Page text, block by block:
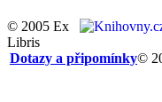
© 2005 Ex
Libris
©
Dotazy a připomínky